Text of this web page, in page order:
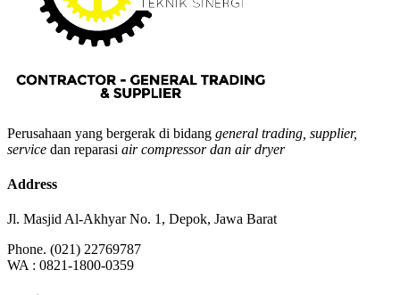
Perusahaan yang bergerak di bidang general trading, supplier,
service dan reparasi air compressor dan air dryer
Address
Jl. Masjid Al-Akhyar No. 1, Depok, Jawa Barat
Phone. (021) 22769787
WA : 0821-1800-0359